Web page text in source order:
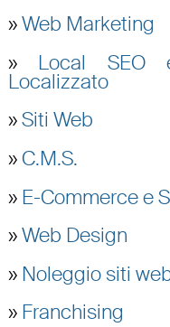
»Web Marketing
» Local SEO
Localizzato
»Siti Web
» C.M.S.
» E-Commerce e
»Web Design
» Noleggio siti
» Franchising